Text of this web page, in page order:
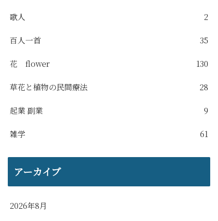
歌人 2
百人一首 35
花 flower 130
草花と植物の民間療法 28
起業 副業 9
雑学 61
アーカイブ
2026年8月